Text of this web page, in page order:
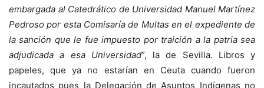
embargada al Catedrático de Universidad Manuel Martínez
Pedroso por esta Comisaría de Multas en el expediente de
la sanción que le fue impuesto por traición a la patria sea
adjudicada a esa Universidad”, la de Sevilla. Libros y
papeles, que ya no estarían en Ceuta cuando fueron
incautados pues la Delegación de Asuntos Indígenas no